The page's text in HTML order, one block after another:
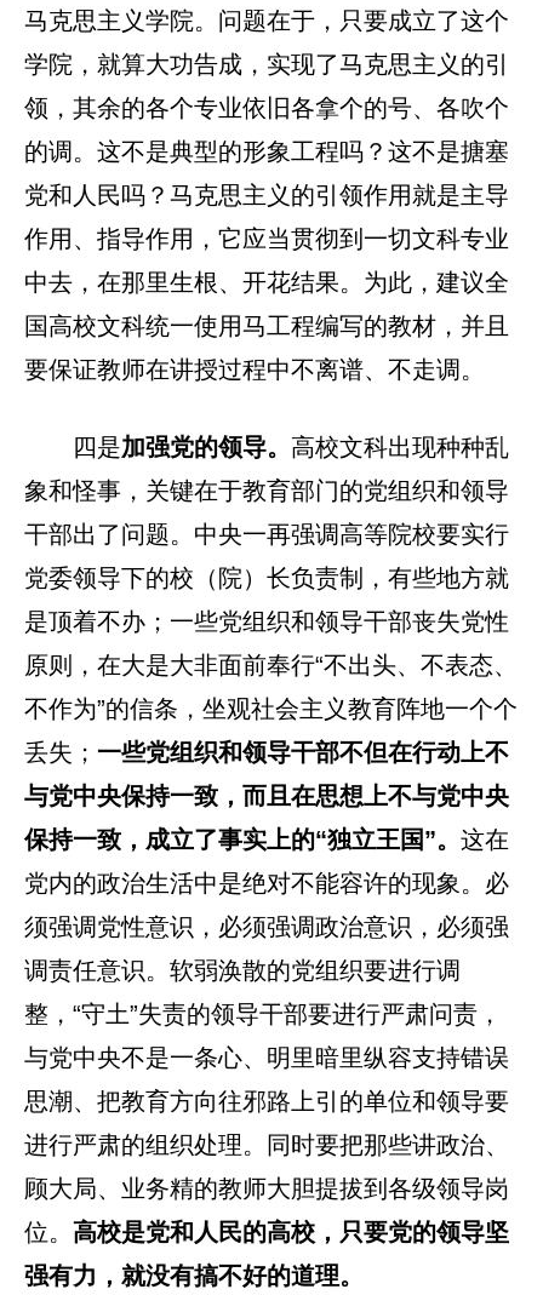
马克思主义学院。问题在于，只要成立了这个
学院，就算大功告成，实现了马克思主义的引
领，其余的各个专业依旧各拿个的号、各吹个
的调。这不是典型的形象工程吗？这不是搪塞
党和人民吗？马克思主义的引领作用就是主导
作用、指导作用，它应当贯彻到一切文科专业
中去，在那里生根、开花结果。为此，建议全
国高校文科统一使用马工程编写的教材，并且
要保证教师在讲授过程中不离谱、不走调。
四是加强党的领导。 高校文科出现种种乱
象和怪事，关键在于教育部门的党组织和领导
干部出了问题。中央一再强调高等院校要实行
党委领导下的校（院）长负责制，有些地方就
是顶着不办；一些党组织和领导干部丧失党性
原则，在大是大非面前奉行“不出头、不表态、
不作为”的信条，坐观社会主义教育阵地一个个
丢失； 一些党组织和领导干部不但在行动上不
与党中央保持一致，而且在思想上不与党中央
保持一致，成立了事实上的“独立王国”。 这在
党内的政治生活中是绝对不能容许的现象。必
须强调党性意识，必须强调政治意识，必须强
调责任意识。软弱涣散的党组织要进行调
整，“守土”失责的领导干部要进行严肃问责，
与党中央不是一条心、明里暗里纵容支持错误
思潮、把教育方向往邪路上引的单位和领导要
进行严肃的组织处理。同时要把那些讲政治、
顾大局、业务精的教师大胆提拔到各级领导岗
位。 高校是党和人民的高校，只要党的领导坚
强有力，就没有搞不好的道理。